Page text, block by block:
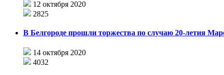
12 октября 2020
2825
В Белгороде прошли торжества по случаю 20-летия
14 октября 2020
4032